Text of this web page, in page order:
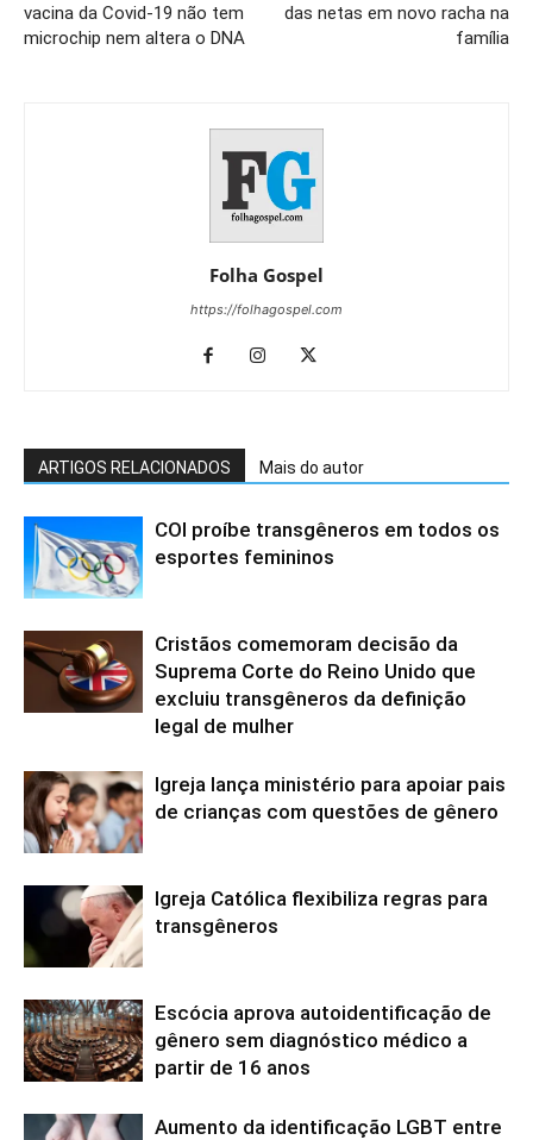
vacina da Covid-19 não tem
microchip nem altera o DNA
das netas em novo racha na
família
Folha Gospel
https://folhagospel.com
ARTIGOS RELACIONADOS Mais do autor
COI proíbe transgêneros em todos os
esportes femininos
Cristãos comemoram decisão da
Suprema Corte do Reino Unido que
excluiu transgêneros da definição
legal de mulher
Igreja lança ministério para apoiar pais
de crianças com questões de gênero
Igreja Católica flexibiliza regras para
transgêneros
Escócia aprova autoidentificação de
gênero sem diagnóstico médico a
partir de 16 anos
Aumento da identificação LGBT entre